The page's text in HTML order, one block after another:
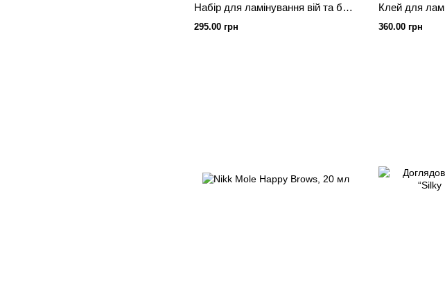
Набір для ламінування вій та брів Nikk Mole (Step 1 та Step 2 в саше, Step 3 в ампулі)
295.00 грн 360.00 грн